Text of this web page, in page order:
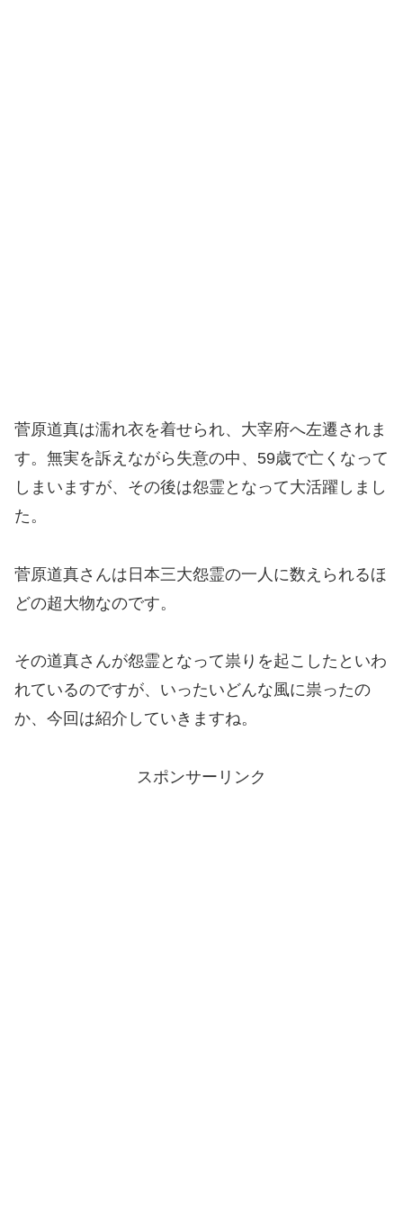
菅原道真は濡れ衣を着せられ、大宰府へ左遷されま
す。無実を訴えながら失意の中、59歳で亡くなって
しまいますが、その後は怨霊となって大活躍しまし
た。
菅原道真さんは日本三大怨霊の一人に数えられるほ
どの超大物なのです。
その道真さんが怨霊となって祟りを起こしたといわ
れているのですが、いったいどんな風に祟ったの
か、今回は紹介していきますね。
スポンサーリンク